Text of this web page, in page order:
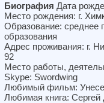
Биография Дата
Место рождения: г.
Образование: среднее
образования
Адрес проживания: г.
92
Место работы,
Skype: Swordwing
Любимый фильм:
Любимая книга: